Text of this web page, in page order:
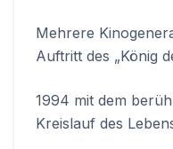
Mehrere
Auftritt des „König
1994 mit dem
Kreislauf des